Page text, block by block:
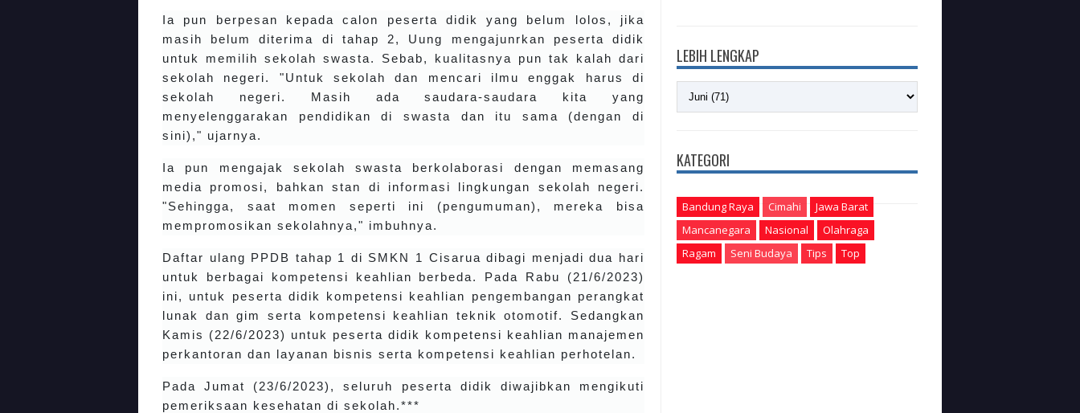
Ia pun berpesan kepada calon peserta didik yang belum lolos, jika
masih belum diterima di tahap 2, Uung mengajunrkan peserta didik
untuk memilih sekolah swasta. Sebab, kualitasnya pun tak kalah dari
sekolah negeri. "Untuk sekolah dan mencari ilmu enggak harus di
sekolah negeri. Masih ada saudara-saudara kita yang
menyelenggarakan pendidikan di swasta dan itu sama (dengan di
sini)," ujarnya.
Ia pun mengajak sekolah swasta berkolaborasi dengan memasang
media promosi, bahkan stan di informasi lingkungan sekolah negeri.
"Sehingga, saat momen seperti ini (pengumuman), mereka bisa
mempromosikan sekolahnya," imbuhnya.
Daftar ulang PPDB tahap 1 di SMKN 1 Cisarua dibagi menjadi dua hari
untuk berbagai kompetensi keahlian berbeda. Pada Rabu (21/6/2023)
ini, untuk peserta didik kompetensi keahlian pengembangan perangkat
lunak dan gim serta kompetensi keahlian teknik otomotif. Sedangkan
Kamis (22/6/2023) untuk peserta didik kompetensi keahlian manajemen
perkantoran dan layanan bisnis serta kompetensi keahlian perhotelan.
Pada Jumat (23/6/2023), seluruh peserta didik diwajibkan mengikuti
pemeriksaan kesehatan di sekolah.***
LEBIH LENGKAP
KATEGORI
Bandung Raya Cimahi
Jawa Barat
Mancanegara
Nasional
Olahraga
Ragam
Seni Budaya Tips Top